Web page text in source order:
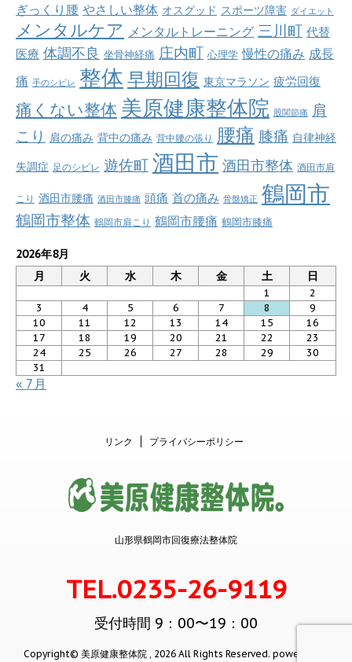
ぎっくり腰 やさしい整体 オスグッド スポーツ障害 ダイエット
メンタルケア メンタルトレーニング 三川町 代替
医療 体調不良 坐骨神経痛 庄内町 心理学 慢性の痛み 成長
痛 手のシビレ 整体 早期回復 東京マラソン 疲労回復
痛くない整体 美原健康整体院 股関節痛 肩
こり 肩の痛み 背中の痛み 背中腰の張り 腰痛 膝痛 自律神経
失調症 足のシビレ 遊佐町 酒田市 酒田市整体 酒田市肩
こり 酒田市腰痛 酒田市膝痛 頭痛 首の痛み 骨盤矯正 鶴岡市
鶴岡市整体 鶴岡市肩こり 鶴岡市腰痛 鶴岡市膝痛
2026年8月
月
火 水 木 金 土 日
1
2
3
4 5 6 7 8
9
10
11 12 13 14 15
16
17
18 19 20 21 22
23
24
25 26 27 28 29
30
31
« 7月
リンク プライバシーポリシー
山形県鶴岡市回復療法整体院
TEL.0235-26-9119
受付時間 9：00〜19：00
Copyright© 美原健康整体院 , 2026 All Rights Reserved. powered by